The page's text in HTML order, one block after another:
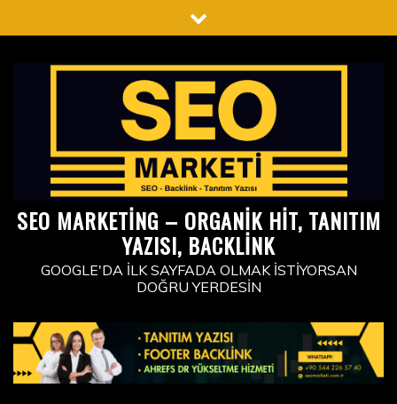
to
SEO MARKETING – ORGANIK HIT, TANITIM
YAZISI, BACKLINK
GOOGLE'DA İLK SAYFADA OLMAK İSTIYORSAN
DOĞRU YERDESIN